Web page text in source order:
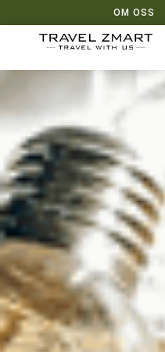
OM OSS